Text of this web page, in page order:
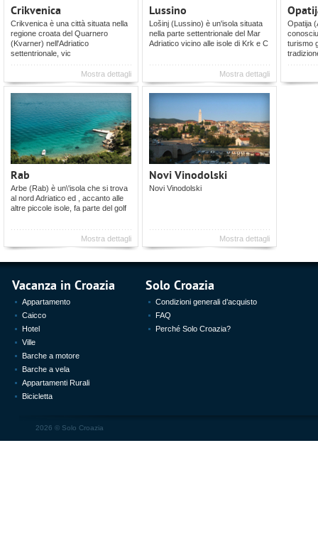
Crikvenica
Crikvenica è una città situata nella
regione croata del Quarnero
(Kvarner) nell'Adriatico
settentrionale, vic
Mostra dettagli
Lussino
Lošinj (Lussino) è un'isola situata
nella parte settentrionale del Mar
Adriatico vicino alle isole di Krk e C
Mostra dettagli
Opatija
turismo
Rab
Arbe (Rab) è un\'isola che si trova
al nord Adriatico ed , accanto alle
altre piccole isole, fa parte del golf
Mostra dettagli
Novi Vinodolski
Novi Vinodolski
Mostra dettagli
Vacanza in Croazia
Appartamento
Caicco
Hotel
Ville
Barche a motore
Barche a vela
Appartamenti Rurali
Bicicletta
Solo Croazia
Condizioni generali d’acquisto
FAQ
Perché Solo Croazia?
2026 © Solo Croazia